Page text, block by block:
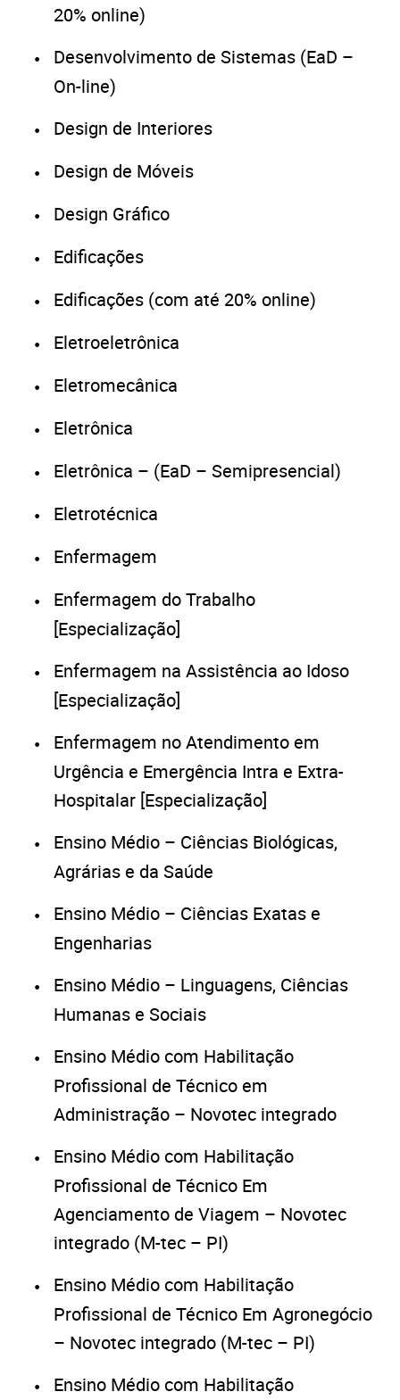
20% online)
Desenvolvimento de Sistemas (EaD –
On-line)
Design de Interiores
Design de Móveis
Design Gráfico
Edificações
Edificações (com até 20% online)
Eletroeletrônica
Eletromecânica
Eletrônica
Eletrônica – (EaD – Semipresencial)
Eletrotécnica
Enfermagem
Enfermagem do Trabalho
[Especialização]
Enfermagem na Assistência ao Idoso
[Especialização]
Enfermagem no Atendimento em
Urgência e Emergência Intra e Extra-
Hospitalar [Especialização]
Ensino Médio – Ciências Biológicas,
Agrárias e da Saúde
Ensino Médio – Ciências Exatas e
Engenharias
Ensino Médio – Linguagens, Ciências
Humanas e Sociais
Ensino Médio com Habilitação
Profissional de Técnico em
Administração – Novotec integrado
Ensino Médio com Habilitação
Profissional de Técnico Em
Agenciamento de Viagem – Novotec
integrado (M-tec – PI)
Ensino Médio com Habilitação
Profissional de Técnico Em Agronegócio
– Novotec integrado (M-tec – PI)
Ensino Médio com Habilitação